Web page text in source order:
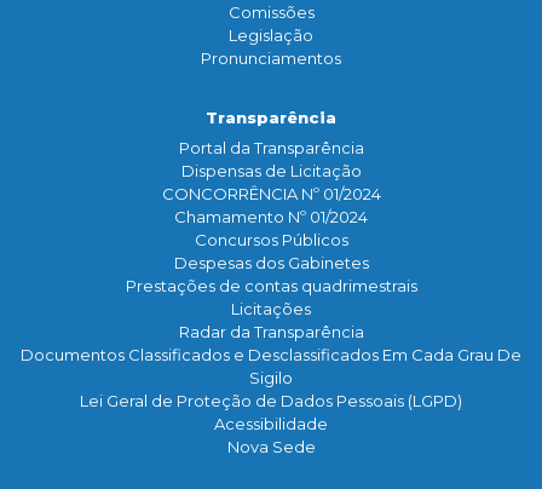
Comissões
Legislação
Pronunciamentos
Transparência
Portal da Transparência
Dispensas de Licitação
CONCORRÊNCIA Nº 01/2024
Chamamento Nº 01/2024
Concursos Públicos
Despesas dos Gabinetes
Prestações de contas quadrimestrais
Licitações
Radar da Transparência
Documentos Classificados e Desclassificados Em Cada Grau De
Sigilo
Lei Geral de Proteção de Dados Pessoais (LGPD)
Acessibilidade
Nova Sede